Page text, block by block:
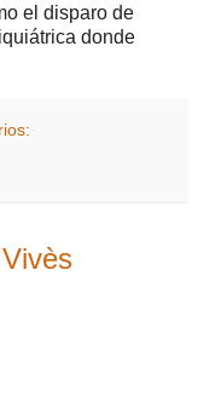
el disparo de
donde